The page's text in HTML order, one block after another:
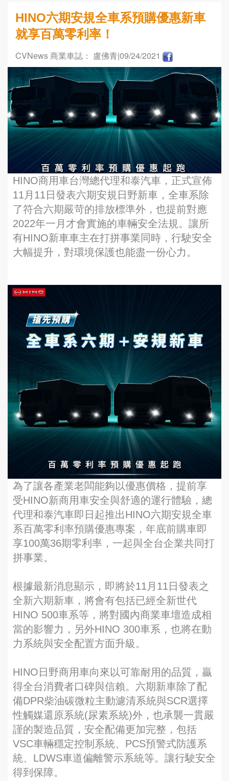
HINO六期安規全車系預購優惠新車
就享百萬零利率！
CVNews 商業車誌： 盧佛青|09/24/2021
HINO商用車台灣總代理和泰汽車，正式宣佈
11月11日發表六期安規日野新車，全車系除
了符合六期嚴苛的排放標準外，也提前對應
2022年一月才會實施的車輛安全法規。讓所
有HINO新車車主在打拼事業同時，行駛安全
大幅提升，對環境保護也能盡一份心力。
為了讓各產業老闆能夠以優惠價格，提前享
受HINO新商用車安全與舒適的運行體驗，總
代理和泰汽車即日起推出HINO六期安規全車
系百萬零利率預購優惠專案，年底前購車即
享100萬36期零利率，一起與全台企業共同打
拼事業。
根據最新消息顯示，即將於11月11日發表之
全新六期新車，將會有包括已經全新世代
HINO 500車系等，將對國內商業車壇造成相
當的影響力，另外HINO 300車系，也將在動
力系統與安全配置方面升級。
HINO日野商用車向來以可靠耐用的品質，贏
得全台消費者口碑與信賴。六期新車除了配
備DPR柴油碳微粒主動濾清系統與SCR選擇
性觸媒還原系統(尿素系統)外，也承襲一貫嚴
謹的製造品質，安全配備更加完整，包括
VSC車輛穩定控制系統、PCS預警式防護系
統、LDWS車道偏離警示系統等。讓行駛安全
得到保障。